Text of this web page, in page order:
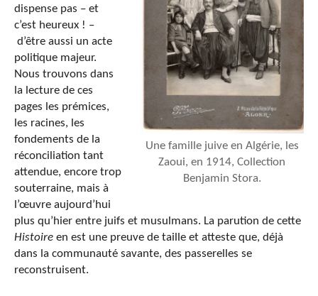
Une famille juive en Algérie, les
Zaoui, en 1914, Collection
Benjamin Stora.
dispense pas – et
c’est heureux ! –
d’être aussi un acte
politique majeur.
Nous trouvons dans
la lecture de ces
pages les prémices,
les racines, les
fondements de la
réconciliation tant
attendue, encore trop
souterraine, mais à
l’œuvre aujourd’hui
plus qu’hier entre juifs et musulmans. La parution de cette
Histoire en est une preuve de taille et atteste que, déjà
dans la communauté savante, des passerelles se
reconstruisent.